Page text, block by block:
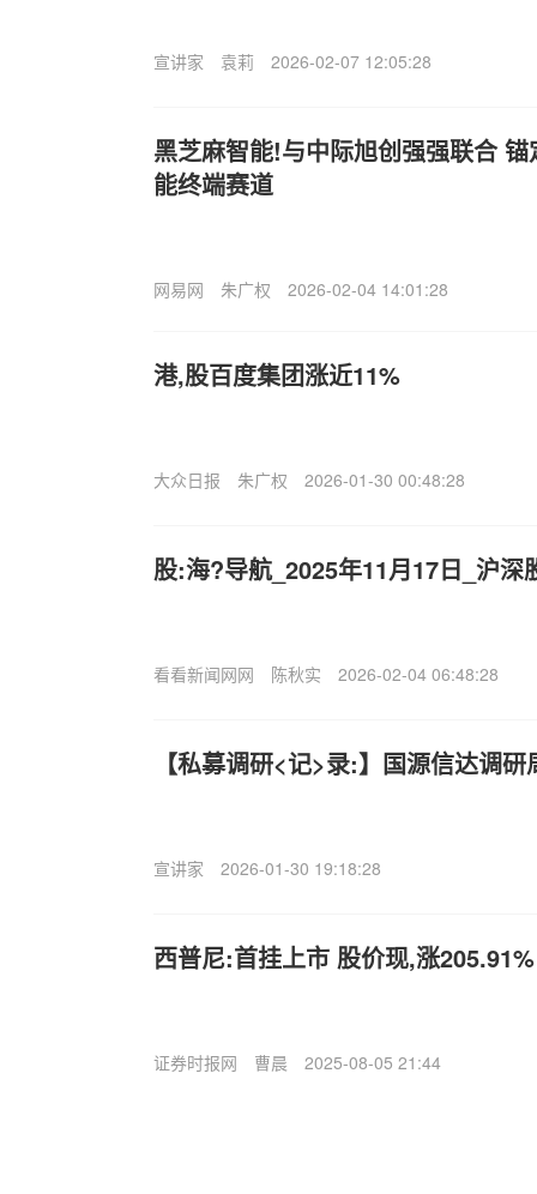
宣讲家 袁莉 2026-02-07 12:05:28
黑芝麻智能!与中际旭创强强联合
能终端赛道
网易网 朱广权 2026-02-04 14:01:28
港,股百度集团涨近11%
大众日报 朱广权 2026-01-30 00:48:28
股:海?导航_2025年11月17日_沪深
看看新闻网网 陈秋实 2026-02-04 06:48:28
【私募调研<记>录:】国源信达调研
宣讲家 2026-01-30 19:18:28
西普尼:首挂上市 股价现,涨205.91%
证券时报网 曹晨 2025-08-05 21:44